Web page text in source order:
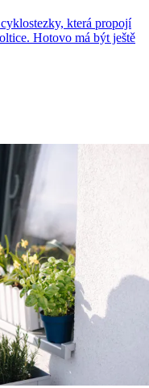
která propojí
Hotovo má být ještě